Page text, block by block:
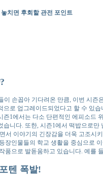
치면 후회할 관전 포인트
손꼽아 기다려온 만큼, 이번 시
로 업그레이드되었다고 할 수 있
1에서는 다소 단편적인 에피소
니다. 또한, 시즌1에서 떡밥으로
서 이야기의 긴장감을 더욱 고조시
장인물들의 학교 생활을 중심으로
품으로 발돋움하고 있습니다. 예
텐 폭발!